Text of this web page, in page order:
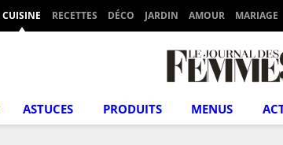
CUISINE RECETTES DÉCO JARDIN AMOUR MARIAGE
ASTUCES PRODUITS MENUS